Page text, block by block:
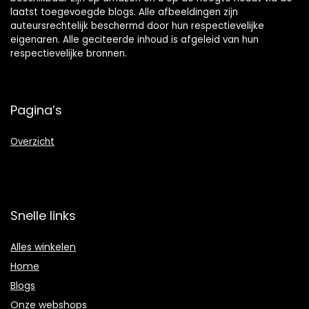
laatst toegevoegde blogs. Alle afbeeldingen zijn
auteursrechtelijk beschermd door hun respectievelijke
eigenaren. Alle geciteerde inhoud is afgeleid van hun
respectievelijke bronnen.
Pagina’s
Overzicht
Snelle links
Alles winkelen
Home
Blogs
Onze webshops